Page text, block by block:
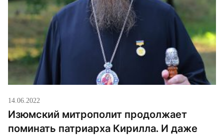
14.06.2022
Изюмский митрополит продолжает
поминать патриарха Кирилла. И даже